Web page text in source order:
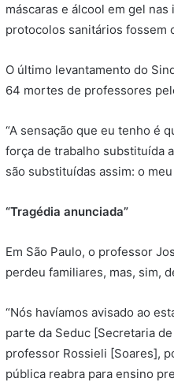
máscaras e álcool em gel
protocolos sanitários fossem
O último levantamento do
64 mortes de professores
“A sensação que eu tenho é
força de trabalho substituída
são substituídas assim: o
“Tragédia anunciada”
Em São Paulo, o professor
perdeu familiares, mas, sim,
“Nós havíamos avisado ao
parte da Seduc [Secretaria
professor Rossieli [Soares],
pública reabra para ensino